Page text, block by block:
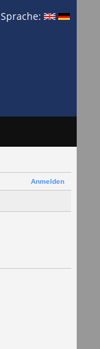
Sprache:
Anmelden